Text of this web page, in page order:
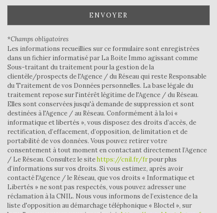
Nombre d'habitants
917
Propriétaires (vs. locataires)
82,50 %
Taxe habitation
Taxe foncière
19,23 %
Habitants de moins de 25 ans
Habitants de 25 à 55 ans
40,07 %
Habitants de plus de 55 ans
31,99 %
Nombre d'enfants par famille
Familles sans enfant
52,35 %
Familles avec 1 ou 2 enfants
41,88 %
Maisons
98,67 %
Appartements
1,33 %
Familles avec 3 enfants
4,33 %
ENVOYER
*Champs obligatoires
Les informations recueillies sur ce formulaire sont enregistrées
dans un fichier informatisé par La Boite Immo agissant comme
Sous-traitant du traitement pour la gestion de la
clientèle/prospects de l'Agence / du Réseau qui reste Responsable
du Traitement de vos Données personnelles. La base légale du
traitement repose sur l'intérêt légitime de l'Agence / du Réseau.
Elles sont conservées jusqu'à demande de suppression et sont
destinées à l'Agence / au Réseau. Conformément à la loi «
informatique et libertés », vous disposez des droits d’accès, de
rectification, d’effacement, d’opposition, de limitation et de
portabilité de vos données. Vous pouvez retirer votre
consentement à tout moment en contactant directement l’Agence
/ Le Réseau. Consultez le sitehttps://cnil.fr/frpour plus
d’informations sur vos droits. Si vous estimez, après avoir
contacté l'Agence / le Réseau, que vos droits « Informatique et
Libertés » ne sont pas respectés, vous pouvez adresser une
réclamation à la CNIL. Nous vous informons de l’existence de la
liste d'opposition au démarchage téléphonique « Bloctel », sur